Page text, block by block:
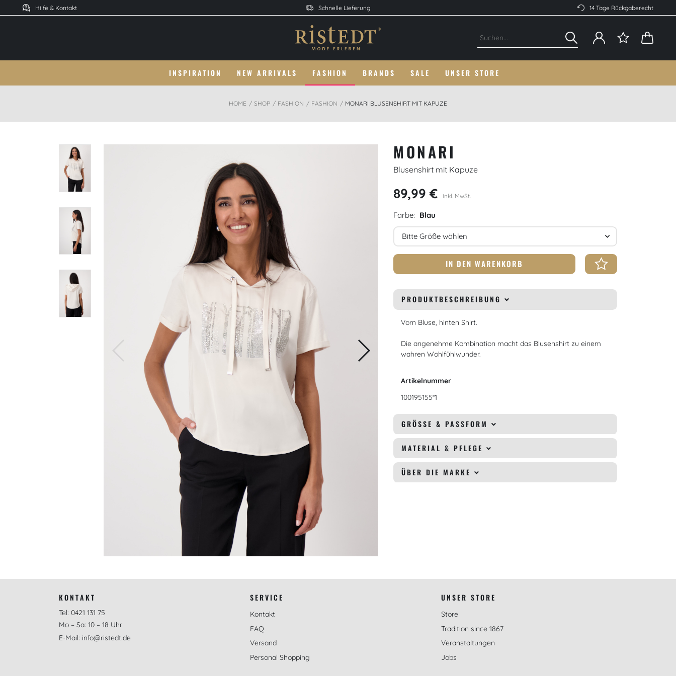
Hilfe & Kontakt Schnelle Lieferung 14 Tage Rückgaberecht
INSPIRATION NEW ARRIVALS FASHION BRANDS SALE UNSER STORE
HOME SHOP FASHION FASHION MONARI BLUSENSHIRT MIT KAPUZE
MONARI
Blusenshirt mit Kapuze
89,99 € inkl. MwSt.
Farbe: Blau
Größe
IN DEN WARENKORB
PRODUKTBESCHREIBUNG
Vorn Bluse, hinten Shirt.
Die angenehme Kombination macht das Blusenshirt zu einem
wahren Wohlfühlwunder.
Artikelnummer
100195155*1
GRÖSSE & PASSFORM
MATERIAL & PFLEGE
ÜBER DIE MARKE
KONTAKT
Tel: 0421 131 75
Mo – Sa: 10 – 18 Uhr
E-Mail: info@ristedt.de
SERVICE
Kontakt
FAQ
Versand
Personal Shopping
UNSER STORE
Store
Tradition since 1867
Veranstaltungen
Jobs